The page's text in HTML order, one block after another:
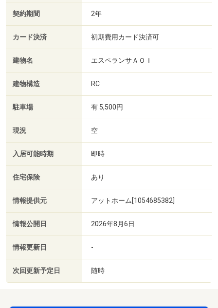
契約期間 2年
カード決済 初期費用カード決済可
建物名 エスペランサＡＯＩ
建物構造 RC
駐車場 有 5,500円
現況 空
入居可能時期 即時
住宅保険 あり
情報提供元 アットホーム[1054685382]
情報公開日 2026年8月6日
情報更新日 -
次回更新予定日 随時